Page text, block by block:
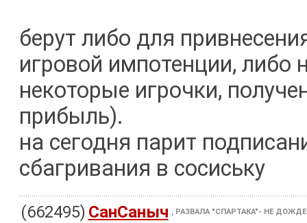
берут либо для
игровой импотенции,
некоторые игрочки,
прибыль).
на сегодня парит
сбагривания в сосиську
(662495) СанСаныч , РАЗВАЛА "СПАРТАКА"- НЕ